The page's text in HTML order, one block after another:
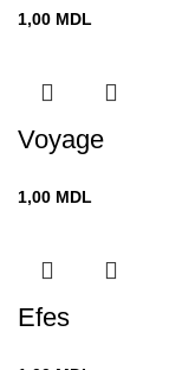
1,00 MDL
Voyage
1,00 MDL
Efes